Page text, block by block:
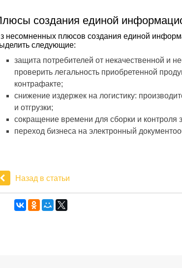
создания единой
несомненных плюсов создания единой
следующие:
защита потребителей от некачественной и
проверить легальность приобретенной
контрафакте;
снижение издержек на логистику:
и отгрузки;
сокращение времени для сборки и контроля
переход бизнеса на электронный
Назад в статьи